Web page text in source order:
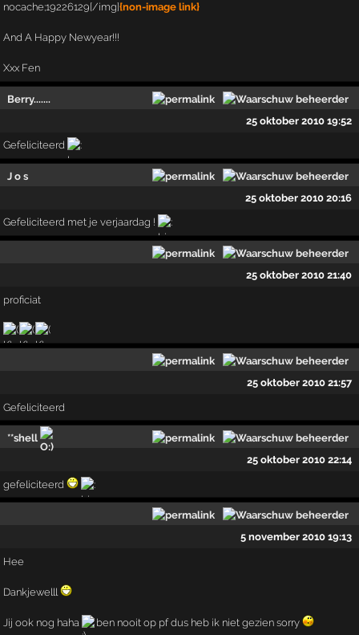
nocache;19226129[/img]{non-image link}
And A Happy Newyear!!!
Xxx Fen
Berry.......
25 oktober 2010 19:52
Gefeliciteerd
J o s
25 oktober 2010 20:16
Gefeliciteerd met je verjaardag !
25 oktober 2010 21:40
proficiat
25 oktober 2010 21:57
Gefeliciteerd
**shell
25 oktober 2010 22:14
gefeliciteerd
5 november 2010 19:13
Hee
Dankjewelll
Jij ook nog haha ben nooit op pf dus heb ik niet gezien sorry